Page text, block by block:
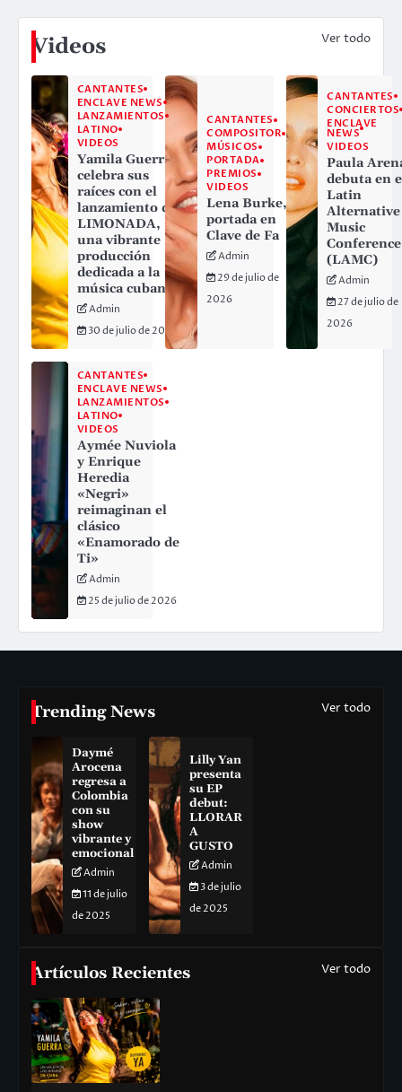
Videos Ver todo
CANTANTES
ENCLAVE NEWS
LANZAMIENTOS
LATINO
VIDEOS
Yamila Guerra
celebra sus
raíces con el
lanzamiento de
LIMONADA,
una vibrante
producción
dedicada a la
música cubana
Admin
30 de julio de 2026
CANTANTES
COMPOSITOR
MÚSICOS
PORTADA
PREMIOS
VIDEOS
Lena Burke,
portada en
Clave de Fa
Admin
29 de julio de
2026
CANTANTES
CONCIERTOS
ENCLAVE
NEWS
VIDEOS
Paula
debuta en
Latin
Alternative
Music
Conference
(LAMC)
Admin
27 de julio de
2026
CANTANTES
ENCLAVE NEWS
LANZAMIENTOS
LATINO
VIDEOS
Aymée Nuviola
y Enrique
Heredia
«Negri»
reimaginan el
clásico
«Enamorado de
Ti»
Admin
25 de julio de 2026
Trending News Ver todo
Daymé
Arocena
regresa a
Colombia
con su
show
vibrante y
emocional
Admin
11 de julio
de 2025
Lilly Yan
presenta
su EP
debut:
LLORAR
A
GUSTO
Admin
3 de julio
de 2025
Artículos Recientes Ver todo